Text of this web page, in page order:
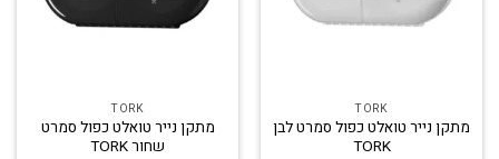
TORK
מתקן נייר טואלט כפול סמרט לבן
TORK
TORK
מתקן נייר טואלט כפול סמרט
שחור TORK